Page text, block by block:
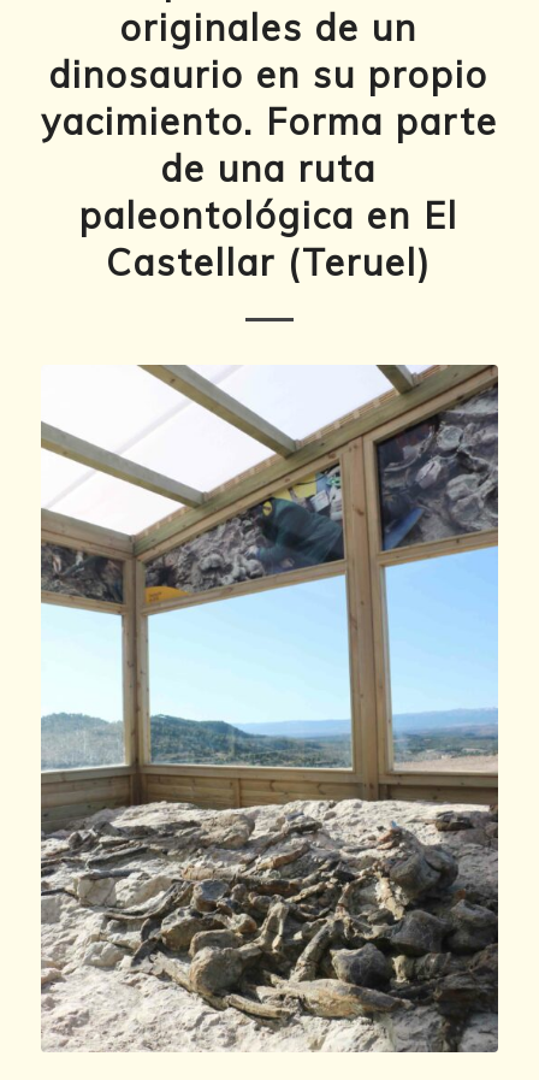
originales de un
dinosaurio en su propio
yacimiento. Forma parte
de una ruta
paleontológica en El
Castellar (Teruel)